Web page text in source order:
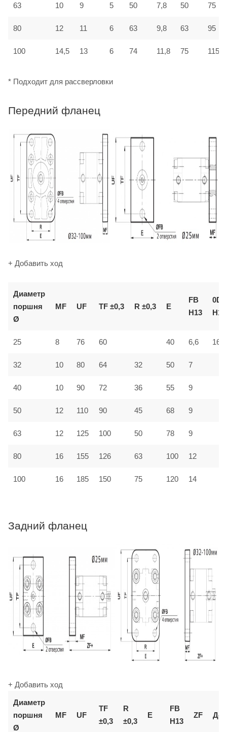
63 10 9 5 50 7,8 50 75
80 12 11 6 63 9,8 63 95
100 14,5 13 6 74 11,8 75 115
* Подходит для рассверловки
Передний фланец
+ Добавить ход
Диаметр
поршня
Ø
MF UF TF ±0,3 R ±0,3 E
FB
H13
0D
H11
25 8 76 60 40 6,6 16
32 10 80 64 32 50 7
40 10 90 72 36 55 9
50 12 110 90 45 68 9
63 12 125 100 50 78 9
80 16 155 126 63 100 12
100 16 185 150 75 120 14
Задний фланец
+ Добавить ход
Диаметр
поршня
Ø
MF UF
TF
±0,3
R
±0,3
E
FB
H13
ZF